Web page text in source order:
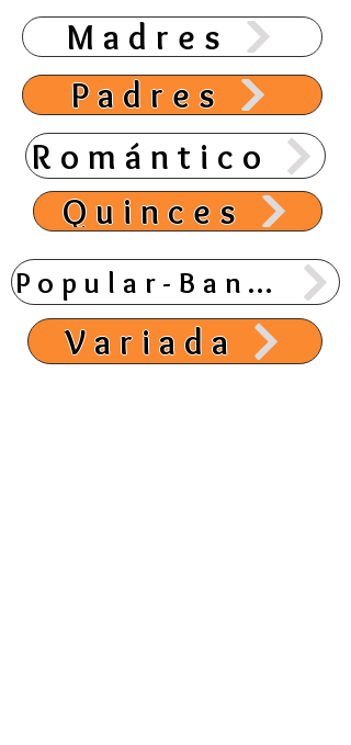
Madres
Padres
Romántico
Quinces
Popular-Banda
Variada